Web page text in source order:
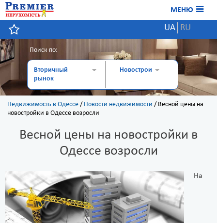
МЕНЮ
UA RU
Поиск по:
Вторичный
рынок
Новострои
Недвижимость в Одессе / Новости недвижимости / Весной цены на
новостройки в Одессе возросли
Весной цены на новостройки в
Одессе возросли
На